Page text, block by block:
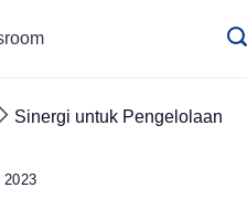
Sinergi untuk Pengelolaan
2023